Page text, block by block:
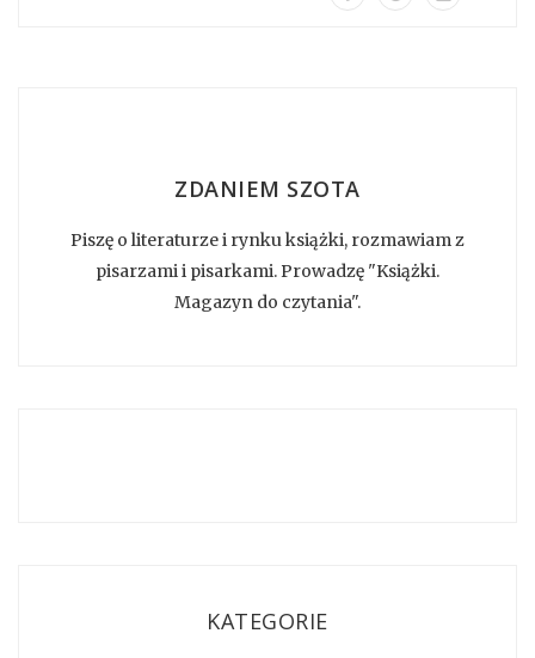
ZDANIEM SZOTA
Piszę o literaturze i rynku książki, rozmawiam z
pisarzami i pisarkami. Prowadzę "Książki.
Magazyn do czytania".
KATEGORIE